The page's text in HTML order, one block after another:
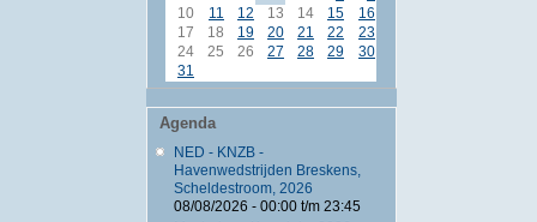
10
11 12 13 14 15
16
17
18 19 20 21 22
23
24
25 26 27 28 29
30
31
Agenda
NED - KNZB -
Havenwedstrijden Breskens,
Scheldestroom, 2026
08/08/2026 - 00:00t/m 23:45